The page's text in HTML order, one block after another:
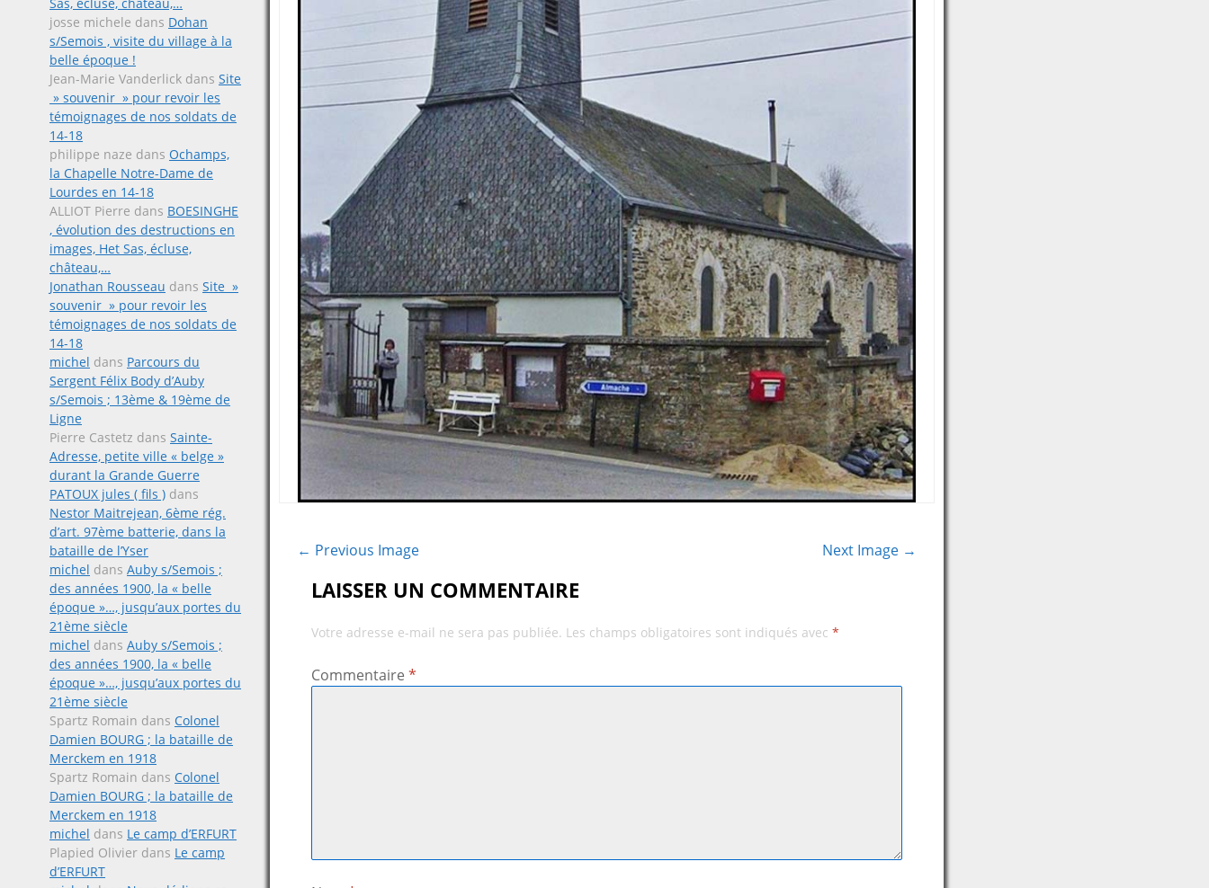
josse michele dans Dohan
s/Semois , visite du village à la
belle époque !
Jean-Marie Vanderlick dans Site
» souvenir » pour revoir les
témoignages de nos soldats de
14-18
philippe naze dans Ochamps,
la Chapelle Notre-Dame de
Lourdes en 14-18
ALLIOT Pierre dans BOESINGHE
, évolution des destructions en
images, Het Sas, écluse,
château,…
Jonathan Rousseau dans Site »
souvenir » pour revoir les
témoignages de nos soldats de
14-18
michel dans Parcours du
Sergent Félix Body d’Auby
s/Semois ; 13ème & 19ème de
Ligne
Pierre Castetz dans Sainte-
Adresse, petite ville « belge »
durant la Grande Guerre
PATOUX jules ( fils ) dans
Nestor Maitrejean, 6ème rég.
d’art. 97ème batterie, dans la
bataille de l’Yser
michel dans Auby s/Semois ;
des années 1900, la « belle
époque »…, jusqu’aux portes du
21ème siècle
michel dans Auby s/Semois ;
des années 1900, la « belle
époque »…, jusqu’aux portes du
21ème siècle
Spartz Romain dans Colonel
Damien BOURG ; la bataille de
Merckem en 1918
Spartz Romain dans Colonel
Damien BOURG ; la bataille de
Merckem en 1918
michel dans Le camp d’ERFURT
Plapied Olivier dans Le camp
d’ERFURT
← Previous Image Next Image →
LAISSER UN COMMENTAIRE
Votre adresse e-mail ne sera pas publiée. Les champs obligatoires sont indiqués avec*
Commentaire*